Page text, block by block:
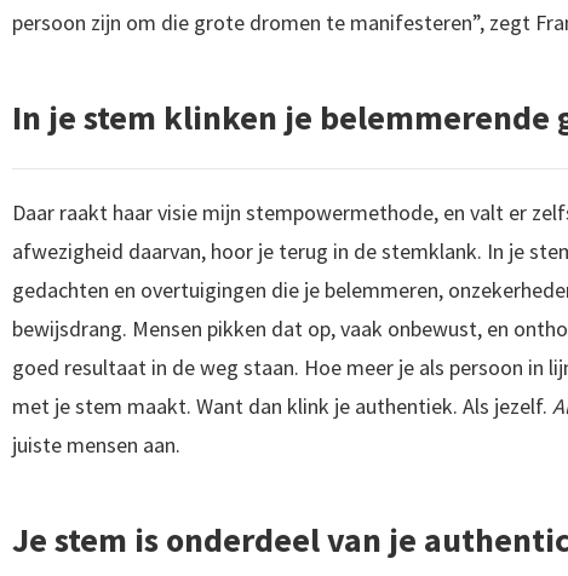
persoon zijn om die grote dromen te manifesteren”, zegt
In je stem klinken je belemmerende
Daar raakt haar visie mijn stempowermethode, en valt er
afwezigheid daarvan, hoor je terug in de stemklank. In je
gedachten en overtuigingen die je belemmeren,
bewijsdrang. Mensen pikken dat op, vaak onbewust, en
goed resultaat in de weg staan. Hoe meer je als persoon in
met je stem maakt. Want dan klink je authentiek. Als jezelf.
juiste mensen aan.
Je stem is onderdeel van je